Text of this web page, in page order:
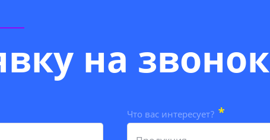
на звонок
Что вас интересует? *